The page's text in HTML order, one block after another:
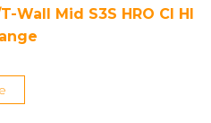
Wall Mid S3S HRO CI HI